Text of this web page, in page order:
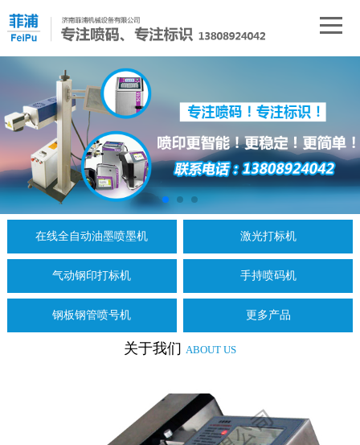
在线全自动油墨喷墨机 激光打标机
气动钢印打标机 手持喷码机
钢板钢管喷号机 更多产品
关于我们 ABOUT US